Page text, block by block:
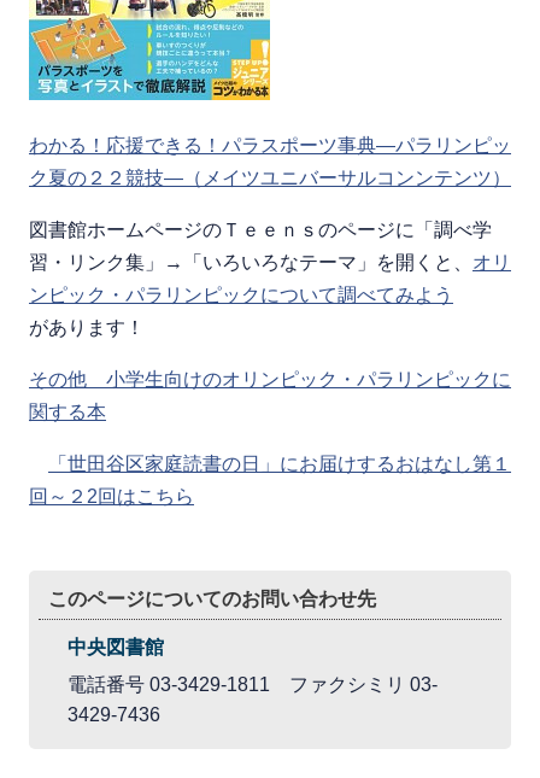
わかる！応援できる！パラスポーツ事典―パラリンピッ
ク夏の２２競技―（メイツユニバーサルコンンテンツ）
図書館ホームページのＴｅｅｎｓのページに「調べ学
習・リンク集」→「いろいろなテーマ」を開くと、 オリ
ンピック・パラリンピックについて調べてみよう
があります！
その他 小学生向けのオリンピック・パラリンピックに
関する本
「世田谷区家庭読書の日」にお届けするおはなし第１
回～２2回はこちら
このページについてのお問い合わせ先
中央図書館
電話番号 03-3429-1811 ファクシミリ 03-
3429-7436